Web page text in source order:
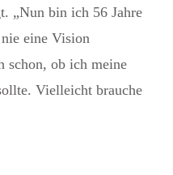
„Nun bin ich 56 Jahre
eine Vision
schon, ob ich meine
Vielleicht brauche